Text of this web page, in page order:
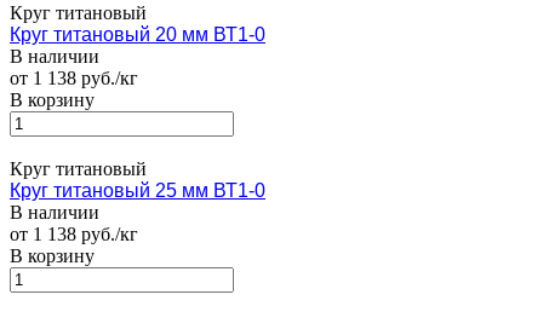
Круг титановый
Круг титановый 20 мм ВТ1-0
В наличии
от 1 138 руб./кг
В корзину
Круг титановый
Круг титановый 25 мм ВТ1-0
В наличии
от 1 138 руб./кг
В корзину